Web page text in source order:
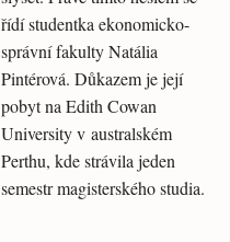
řídí studentka ekonomicko-
správní fakulty Natália
Pintérová. Důkazem je její
pobyt na Edith Cowan
University v australském
Perthu, kde strávila jeden
semestr magisterského studia.